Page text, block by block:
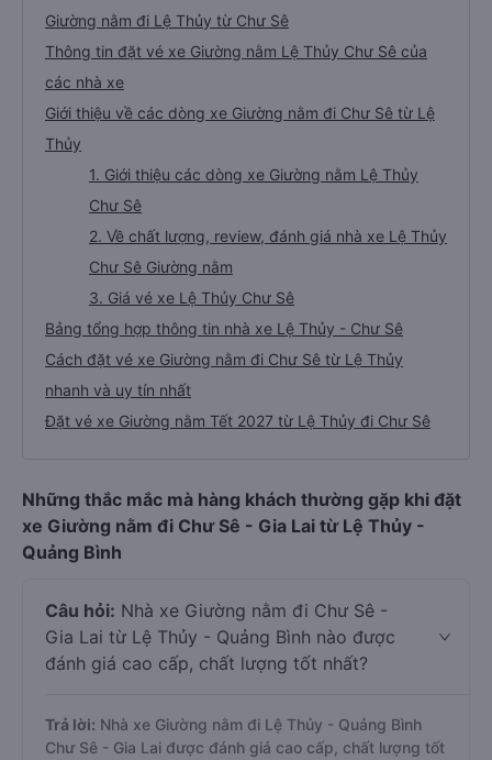
Giường nằm đi Lệ Thủy từ Chư Sê
Thông tin đặt vé xe Giường nằm Lệ Thủy Chư Sê của
các nhà xe
Giới thiệu về các dòng xe Giường nằm đi Chư Sê từ Lệ
Thủy
1. Giới thiệu các dòng xe Giường nằm Lệ Thủy
Chư Sê
2. Về chất lượng, review, đánh giá nhà xe Lệ Thủy
Chư Sê Giường nằm
3. Giá vé xe Lệ Thủy Chư Sê
Bảng tổng hợp thông tin nhà xe Lệ Thủy - Chư Sê
Cách đặt vé xe Giường nằm đi Chư Sê từ Lệ Thủy
nhanh và uy tín nhất
Đặt vé xe Giường nằm Tết 2027 từ Lệ Thủy đi Chư Sê
Những thắc mắc mà hàng khách thường gặp khi đặt
xe Giường nằm đi Chư Sê - Gia Lai từ Lệ Thủy -
Quảng Bình
Câu hỏi: Nhà xe Giường nằm đi Chư Sê -
Gia Lai từ Lệ Thủy - Quảng Bình nào được
đánh giá cao cấp, chất lượng tốt nhất?
Trả lời: Nhà xe Giường nằm đi Lệ Thủy - Quảng Bình
Chư Sê - Gia Lai được đánh giá cao cấp, chất lượng tốt